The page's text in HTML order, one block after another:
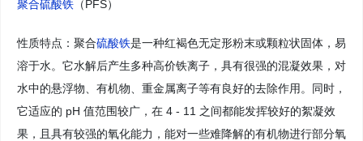
聚合硫酸铁 （PFS）
性质特点：聚合硫酸铁是一种红褐色无定形粉末或颗粒状固体，易
溶于水。它水解后产生多种高价铁离子，具有很强的混凝效果，对
水中的悬浮物、有机物、重金属离子等有良好的去除作用。同时，
它适应的 pH 值范围较广，在 4 - 11 之间都能发挥较好的絮凝效
果，且具有较强的氧化能力，能对一些难降解的有机物进行部分氧